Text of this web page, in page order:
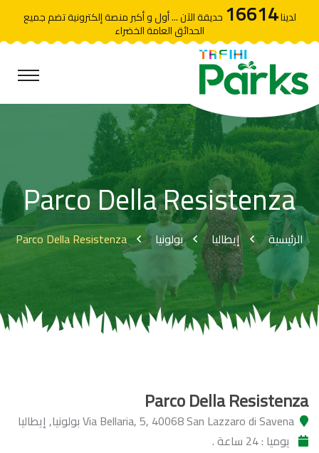
لدينا16614 حديقة الآن ... أول و أكبر منصة إلكترونية تضم جميع
الحدائق العامة الخضراء
Parco Della Resistenza
الرئيسية إيطاليا بولونيا Parco Della Resistenza
Parco Della Resistenza
Via Bellaria, 5, 40068 San Lazzaro di Savena بولونيا, إيطاليا
يوميا : 24 ساعة .